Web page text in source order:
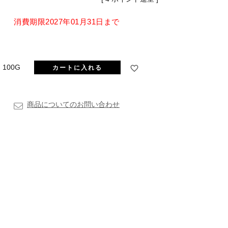
消費期限2027年01月31日まで
100G カートに入れる
商品についてのお問い合わせ